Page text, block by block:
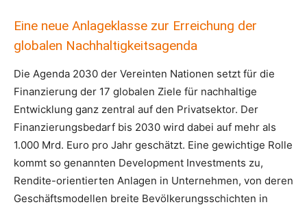
Eine neue Anlageklasse zur Erreichung der
globalen Nachhaltigkeitsagenda
Die Agenda 2030 der Vereinten Nationen setzt für die
Finanzierung der 17 globalen Ziele für nachhaltige
Entwicklung ganz zentral auf den Privatsektor. Der
Finanzierungsbedarf bis 2030 wird dabei auf mehr als
1.000 Mrd. Euro pro Jahr geschätzt. Eine gewichtige Rolle
kommt so genannten Development Investments zu,
Rendite-orientierten Anlagen in Unternehmen, von deren
Geschäftsmodellen breite Bevölkerungsschichten in